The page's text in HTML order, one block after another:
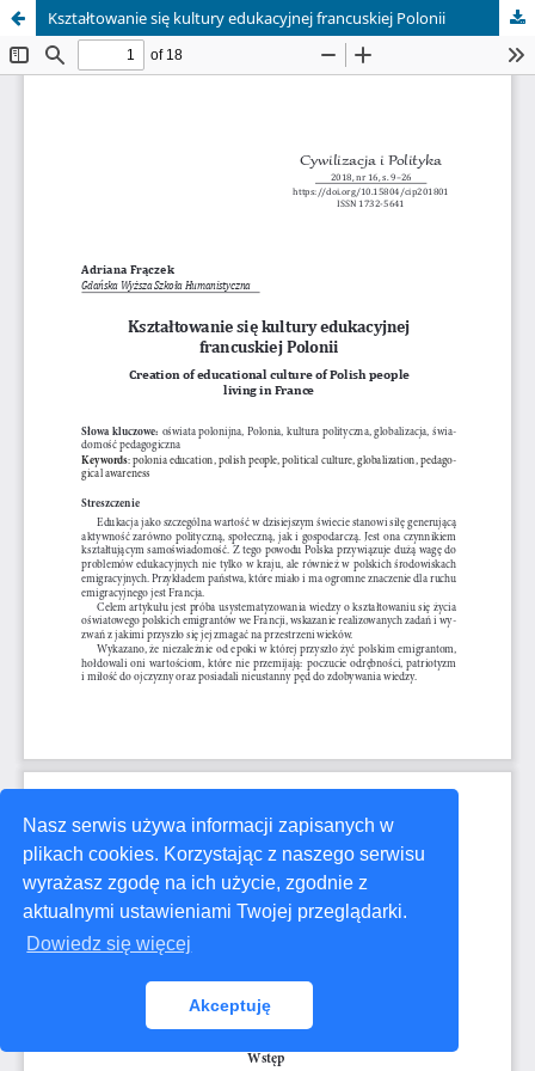
Nasz serwis używa informacji zapisanych w
plikach cookies. Korzystając z naszego serwisu
wyrażasz zgodę na ich użycie, zgodnie z
aktualnymi ustawieniami Twojej przeglądarki.
Dowiedz się więcej
Akceptuję
Kształtowanie się kultury edukacyjnej francuskiej Polonii